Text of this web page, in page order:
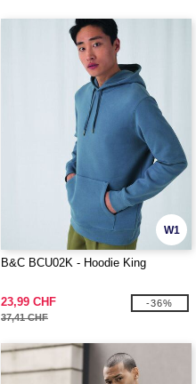
W1
B&C BCU02K - Hoodie King
23,99 CHF
37,41 CHF
-36%